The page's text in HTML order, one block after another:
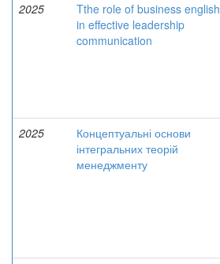
2025
Tthe role of business english
in effective leadership
communication
2025
Концептуальні основи
інтегральних теорій
менеджменту